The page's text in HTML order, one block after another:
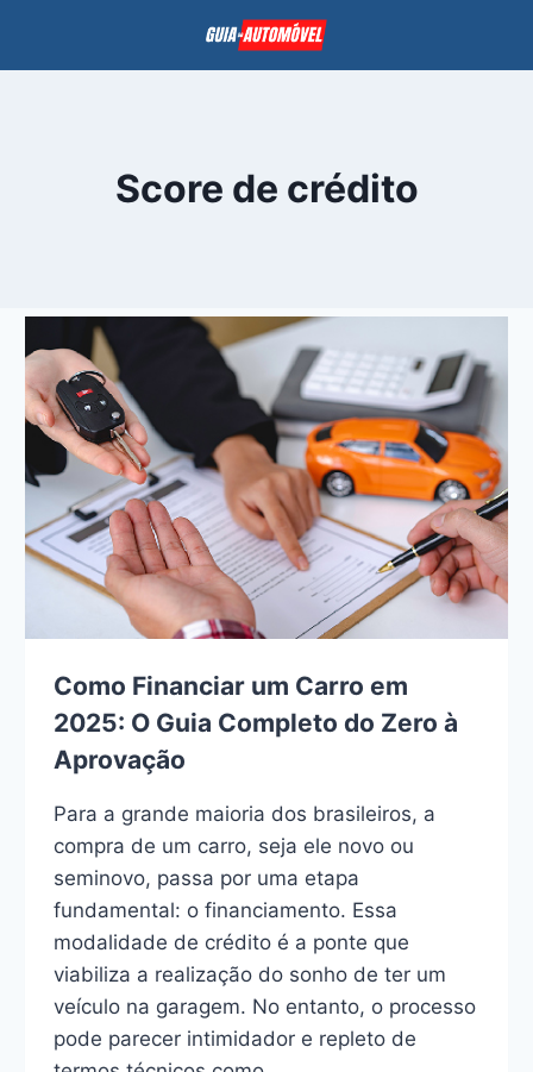
Score de crédito
Como Financiar um Carro em
2025: O Guia Completo do Zero à
Aprovação
Para a grande maioria dos brasileiros, a
compra de um carro, seja ele novo ou
seminovo, passa por uma etapa
fundamental: o financiamento. Essa
modalidade de crédito é a ponte que
viabiliza a realização do sonho de ter um
veículo na garagem. No entanto, o processo
pode parecer intimidador e repleto de